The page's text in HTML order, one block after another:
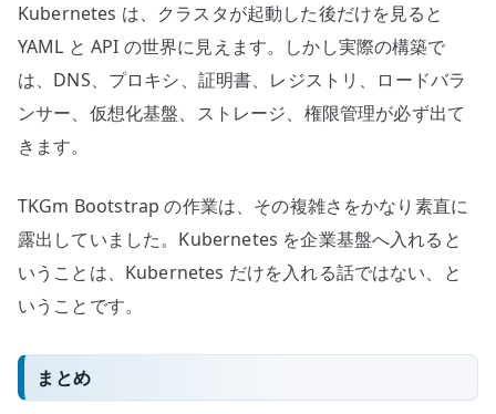
Kubernetes は、クラスタが起動した後だけを見ると
YAML と API の世界に見えます。しかし実際の構築で
は、DNS、プロキシ、証明書、レジストリ、ロードバラ
ンサー、仮想化基盤、ストレージ、権限管理が必ず出て
きます。
TKGm Bootstrap の作業は、その複雑さをかなり素直に
露出していました。Kubernetes を企業基盤へ入れると
いうことは、Kubernetes だけを入れる話ではない、と
いうことです。
まとめ